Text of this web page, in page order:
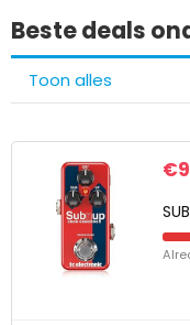
Beste deals
Toon alles
€